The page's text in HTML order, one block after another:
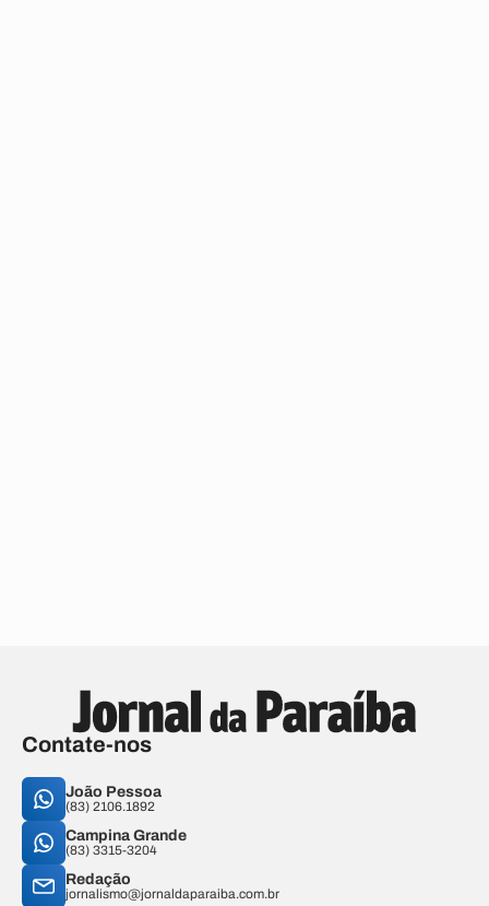
Contate-nos
João Pessoa
(83) 2106.1892
Campina Grande
(83) 3315-3204
Redação
jornalismo@jornaldaparaiba.com.br